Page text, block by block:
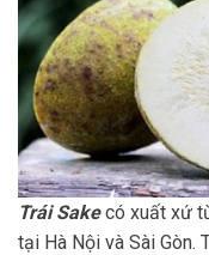
Trái Sakecó xuất xứ
tại Hà Nội và Sài Gòn.